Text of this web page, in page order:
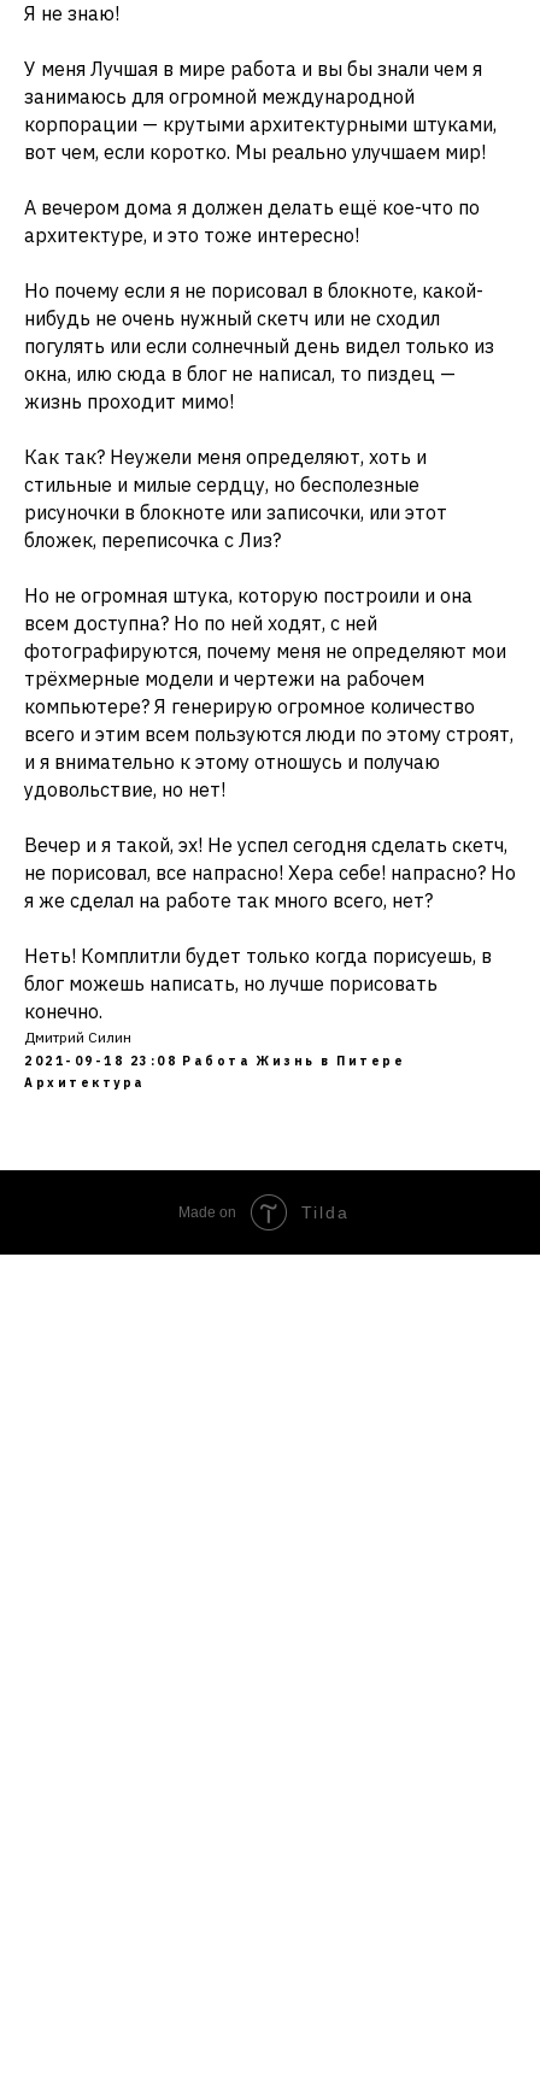
Я не знаю!
У меня Лучшая в мире работа и вы бы знали чем я
занимаюсь для огромной международной
корпорации — крутыми архитектурными штуками,
вот чем, если коротко. Мы реально улучшаем мир!
А вечером дома я должен делать ещё кое-что по
архитектуре, и это тоже интересно!
Но почему если я не порисовал в блокноте, какой-
нибудь не очень нужный скетч или не сходил
погулять или если солнечный день видел только из
окна, илю сюда в блог не написал, то пиздец —
жизнь проходит мимо!
Как так? Неужели меня определяют, хоть и
стильные и милые сердцу, но бесполезные
рисуночки в блокноте или записочки, или этот
бложек, переписочка с Лиз?
Но не огромная штука, которую построили и она
всем доступна? Но по ней ходят, с ней
фотографируются, почему меня не определяют мои
трёхмерные модели и чертежи на рабочем
компьютере? Я генерирую огромное количество
всего и этим всем пользуются люди по этому строят,
и я внимательно к этому отношусь и получаю
удовольствие, но нет!
Вечер и я такой, эх! Не успел сегодня сделать скетч,
не порисовал, все напрасно! Хера себе! напрасно? Но
я же сделал на работе так много всего, нет?
Неть! Комплитли будет только когда порисуешь, в
блог можешь написать, но лучше порисовать
конечно.
Дмитрий Силин
2021-09-18 23:08 Работа
Жизнь в Питере
Архитектура
Made on Tilda